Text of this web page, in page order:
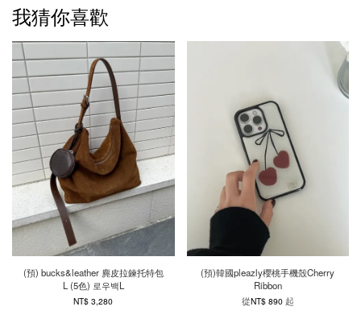
我猜你喜歡
(預) bucks&leather 麂皮拉鍊托特包
L (5色) 로우백L
NT$ 3,280
(預)韓國pleazly櫻桃手機殼Cherry
Ribbon
從NT$ 890 起